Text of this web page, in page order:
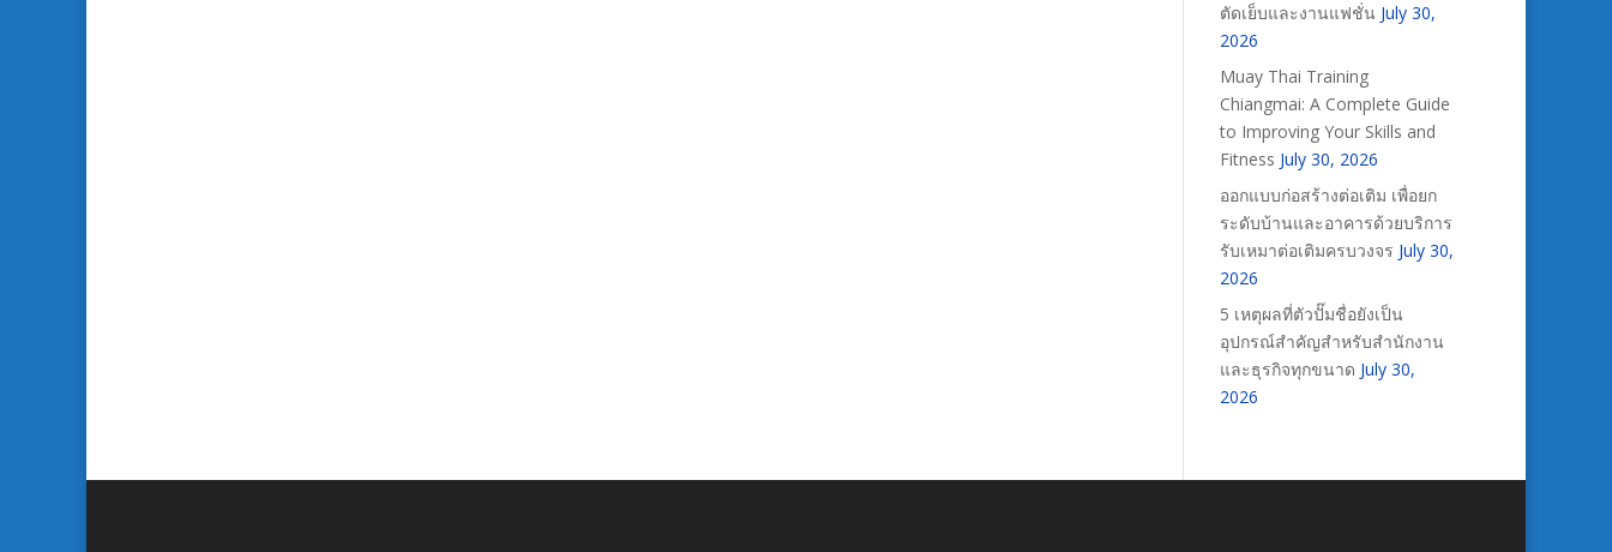
ตัดเย็บและงานแฟชั่น July 30,
2026
Muay Thai Training
Chiangmai: A Complete Guide
to Improving Your Skills and
Fitness July 30, 2026
ออกแบบก่อสร้างต่อเติม เพื่อยก
ระดับบ้านและอาคารด้วยบริการ
รับเหมาต่อเติมครบวงจร July 30,
2026
5 เหตุผลที่ตัวปั๊มชื่อยังเป็น
อุปกรณ์สำคัญสำหรับสำนักงาน
และธุรกิจทุกขนาด July 30,
2026